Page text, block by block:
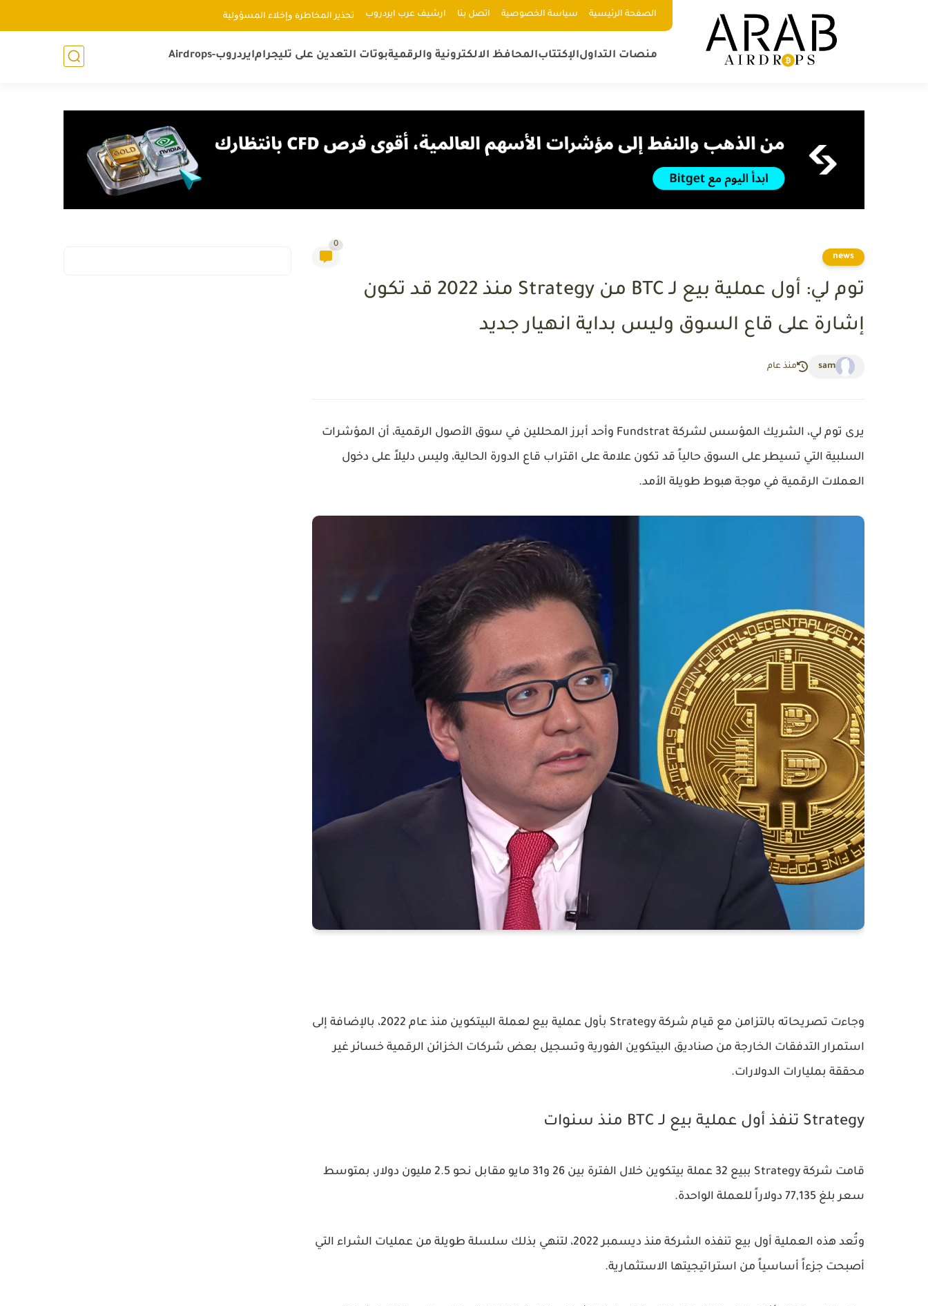
الصفحة الرئيسية سياسة الخصوصية اتصل بنا ارشيف عرب ايردروب ﺗﺤﺬﻳﺮ اﻟﻤﺨﺎﻃﺮﺓ ﻭإﺧﻼء اﻟﻤﺴﺆﻭﻟﻴﺔ
منصات التداولالإكتتابالمحافظ الالكترونية والرقميةبوتات التعدين على تليجرامايردروب-Airdrops
news
0
توم لي: أول عملية بيع لـ BTC من Strategy منذ 2022 قد تكون
إشارة على قاع السوق وليس بداية انهيار جديد
sam منذ عام
يرى توم لي، الشريك المؤسس لشركة Fundstrat وأحد أبرز المحللين في سوق الأصول الرقمية، أن المؤشرات
السلبية التي تسيطر على السوق حالياً قد تكون علامة على اقتراب قاع الدورة الحالية، وليس دليلاً على دخول
العملات الرقمية في موجة هبوط طويلة الأمد.
وجاءت تصريحاته بالتزامن مع قيام شركة Strategy بأول عملية بيع لعملة البيتكوين منذ عام 2022، بالإضافة إلى
استمرار التدفقات الخارجة من صناديق البيتكوين الفورية وتسجيل بعض شركات الخزائن الرقمية خسائر غير
محققة بمليارات الدولارات.
Strategy تنفذ أول عملية بيع لـ BTC منذ سنوات
قامت شركة Strategy ببيع 32 عملة بيتكوين خلال الفترة بين 26 و31 مايو مقابل نحو 2.5 مليون دولار، بمتوسط
سعر بلغ 77,135 دولاراً للعملة الواحدة.
وتُعد هذه العملية أول بيع تنفذه الشركة منذ ديسمبر 2022، لتنهي بذلك سلسلة طويلة من عمليات الشراء التي
أصبحت جزءاً أساسياً من استراتيجيتها الاستثمارية.